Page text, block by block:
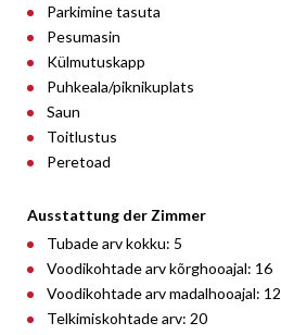
Parkimine tasuta
Pesumasin
Külmutuskapp
Puhkeala/piknikuplats
Saun
Toitlustus
Peretoad
Ausstattung der Zimmer
Tubade arv kokku: 5
Voodikohtade arv kõrghooajal: 16
Voodikohtade arv madalhooajal: 12
Telkimiskohtade arv: 20